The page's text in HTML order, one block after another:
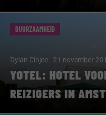
DUURZAAMHEID
Dylan Cinjee 21 november
YOTEL: HOTEL
REIZIGERS IN